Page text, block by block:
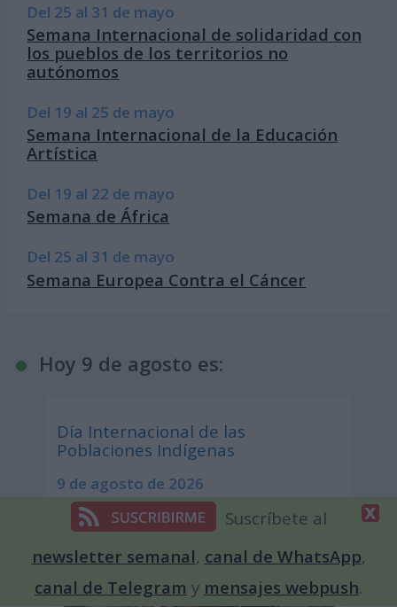
Del 25 al 31 de mayo
Semana Internacional de solidaridad con
los pueblos de los territorios no
autónomos
Del 19 al 25 de mayo
Semana Internacional de la Educación
Artística
Del 19 al 22 de mayo
Semana de África
Del 25 al 31 de mayo
Semana Europea Contra el Cáncer
Hoy 9 de agosto es:
Día Internacional de las
Poblaciones Indígenas
9 de agosto de 2026
Suscríbete al
newsletter semanal, canal de WhatsApp,
canal de Telegram y mensajes webpush.